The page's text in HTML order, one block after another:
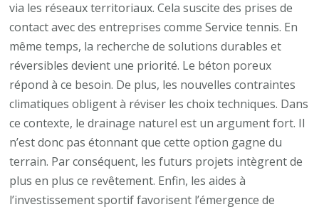
via les réseaux territoriaux. Cela suscite des prises de
contact avec des entreprises comme Service tennis. En
même temps, la recherche de solutions durables et
réversibles devient une priorité. Le béton poreux
répond à ce besoin. De plus, les nouvelles contraintes
climatiques obligent à réviser les choix techniques. Dans
ce contexte, le drainage naturel est un argument fort. Il
n’est donc pas étonnant que cette option gagne du
terrain. Par conséquent, les futurs projets intègrent de
plus en plus ce revêtement. Enfin, les aides à
l’investissement sportif favorisent l’émergence de